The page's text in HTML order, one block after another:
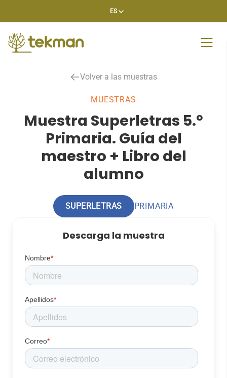
ES
Volver a las muestras
MUESTRAS
Muestra Superletras 5.º
Primaria. Guía del
maestro + Libro del
alumno
SUPERLETRAS PRIMARIA
Descarga la muestra
Nombre*
Apellidos*
Correo*